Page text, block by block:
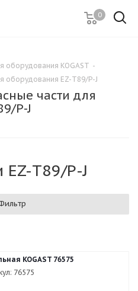
0
оборудования KOGAST -
оборудования EZ-T89/P-J
части для
P-J
EZ-T89/P-J
KOGAST 76575
76575